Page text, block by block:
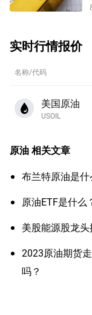
实时行情报价
名称/代码
美国原油
USOIL
原油相关文章
布兰特原油是
原油ETF是什么
美股能源股龙
2023原油期货
吗？